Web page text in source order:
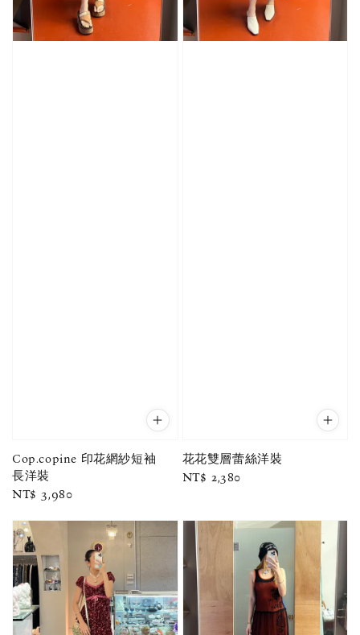
Cop.copine 印花網紗短袖
長洋裝
Regular
NT$ 3,980
花花雙層蕾絲洋裝
Regular
NT$ 2,380